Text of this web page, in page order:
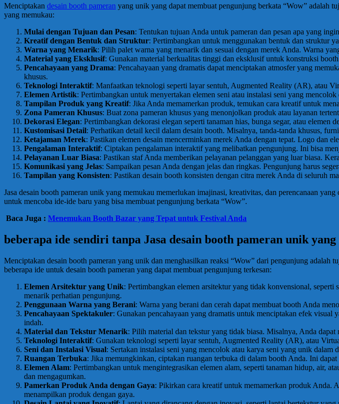
Menciptakan desain booth pameran yang unik yang dapat membuat pengunjung berkata “Wow” adalah
yang memukau:
Mulai dengan Tujuan dan Pesan: Tentukan tujuan Anda untuk pameran dan pesan apa yang
Kreatif dengan Bentuk dan Struktur: Pertimbangkan untuk menggunakan bentuk dan struktur
Warna yang Menarik: Pilih palet warna yang menarik dan sesuai dengan merek Anda. Warna
Material yang Eksklusif: Gunakan material berkualitas tinggi dan eksklusif untuk konstruksi
Pencahayaan yang Drama: Pencahayaan yang dramatis dapat menciptakan atmosfer yang
khusus.
Teknologi Interaktif: Manfaatkan teknologi seperti layar sentuh, Augmented Reality (AR), atau
Elemen Artistik: Pertimbangkan untuk menyertakan elemen seni atau instalasi seni yang
Tampilan Produk yang Kreatif: Jika Anda memamerkan produk, temukan cara kreatif untuk
Zona Pameran Khusus: Buat zona pameran khusus yang menonjolkan produk atau layanan
Dekorasi Elegan: Pertimbangkan dekorasi elegan seperti tanaman hias, bunga segar, atau
Kustomisasi Detail: Perhatikan detail kecil dalam desain booth. Misalnya, tanda-tanda khusus,
Ketajaman Merek: Pastikan elemen desain mencerminkan merek Anda dengan tepat. Logo dan
Pengalaman Interaktif: Ciptakan pengalaman interaktif yang melibatkan pengunjung. Ini bisa
Pelayanan Luar Biasa: Pastikan staf Anda memberikan pelayanan pelanggan yang luar biasa.
Komunikasi yang Jelas: Sampaikan pesan Anda dengan jelas dan ringkas. Pengunjung harus
Tampilan yang Konsisten: Pastikan desain booth konsisten dengan citra merek Anda di seluruh
Jasa desain booth pameran unik yang memukau memerlukan imajinasi, kreativitas, dan perencanaan
untuk mencoba ide-ide baru yang bisa membuat pengunjung berkata “Wow”.
Baca Juga : Menemukan Booth Bazar yang Tepat untuk Festival Anda
beberapa ide sendiri tanpa Jasa desain booth pameran unik
Menciptakan desain booth pameran yang unik dan menghasilkan reaksi “Wow” dari pengunjung
beberapa ide untuk desain booth pameran yang dapat membuat pengunjung terkesan:
Elemen Arsitektur yang Unik: Pertimbangkan elemen arsitektur yang tidak konvensional,
menarik perhatian pengunjung.
Penggunaan Warna yang Berani: Warna yang berani dan cerah dapat membuat booth Anda
Pencahayaan Spektakuler: Gunakan pencahayaan yang dramatis untuk menciptakan efek
indah.
Material dan Tekstur Menarik: Pilih material dan tekstur yang tidak biasa. Misalnya, Anda
Teknologi Interaktif: Gunakan teknologi seperti layar sentuh, Augmented Reality (AR), atau
Seni dan Instalasi Visual: Sertakan instalasi seni yang mencolok atau karya seni yang unik
Ruangan Terbuka: Jika memungkinkan, ciptakan ruangan terbuka di dalam booth Anda. Ini
Elemen Alam: Pertimbangkan untuk mengintegrasikan elemen alam, seperti tanaman hidup, air,
dan mengagumkan.
Pamerkan Produk Anda dengan Gaya: Pikirkan cara kreatif untuk memamerkan produk Anda.
menampilkan produk dengan gaya.